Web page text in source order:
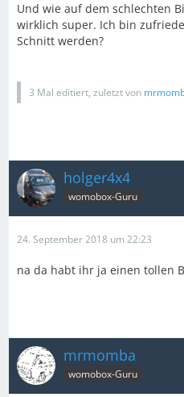
Und wie auf dem schlechten
wirklich super. Ich bin
Schnitt werden?
3 Mal editiert, zuletzt von
holger4x4
womobox-Guru
24. September 2018 um 22:23
na da habt ihr ja einen tollen
mrmomba
womobox-Guru